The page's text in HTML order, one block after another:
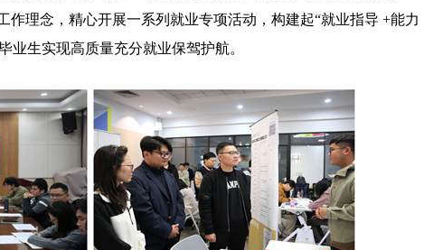
作理念，精心开展一系列就业专项活动，构建起“就业指导 +能力
业生实现高质量充分就业保驾护航。